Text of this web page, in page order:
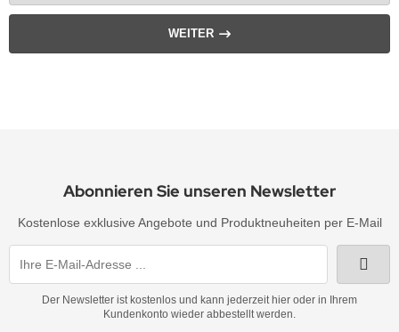
WEITER
Abonnieren Sie unseren Newsletter
Kostenlose exklusive Angebote und Produktneuheiten per E-Mail
Der Newsletter ist kostenlos und kann jederzeit hier oder in Ihrem
Kundenkonto wieder abbestellt werden.